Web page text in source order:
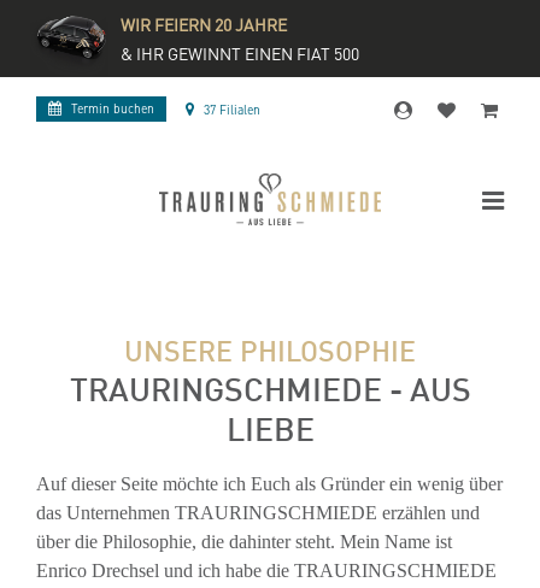
WIR FEIERN 20 JAHRE
& IHR GEWINNT EINEN FIAT 500
Termin buchen 37 Filialen
UNSERE PHILOSOPHIE
TRAURINGSCHMIEDE - AUS
LIEBE
Auf dieser Seite möchte ich Euch als Gründer ein wenig über
das Unternehmen TRAURINGSCHMIEDE erzählen und
über die Philosophie, die dahinter steht. Mein Name ist
Enrico Drechsel und ich habe die TRAURINGSCHMIEDE